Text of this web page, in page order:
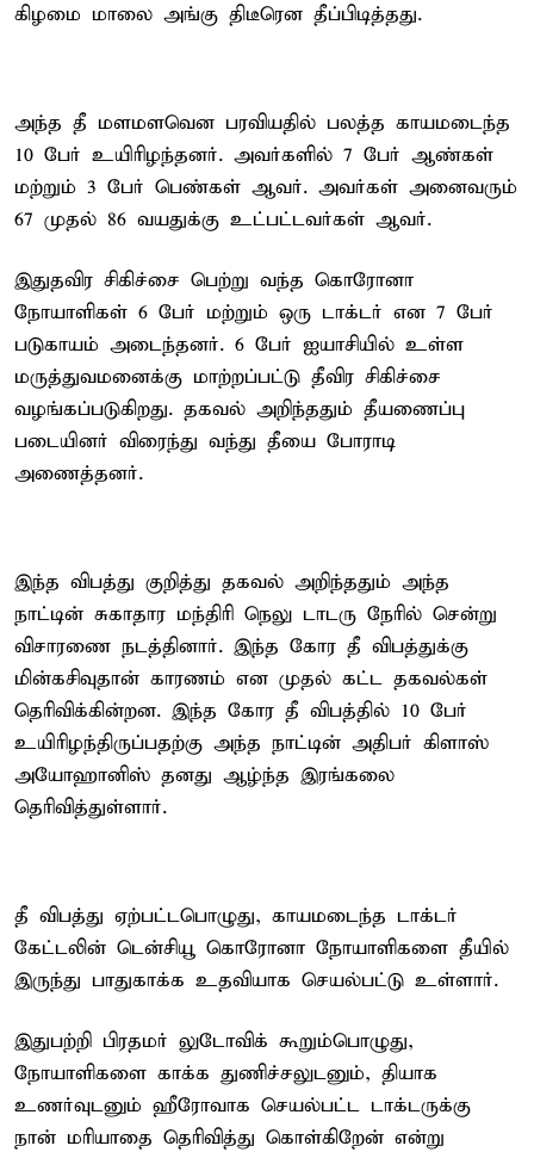
கிழமை மாலை அங்கு திடீரென தீப்பிடித்தது.
அந்த தீ மளமளவென பரவியதில் பலத்த காயமடைந்த
10 பேர் உயிரிழந்தனர். அவர்களில் 7 பேர் ஆண்கள்
மற்றும் 3 பேர் பெண்கள் ஆவர். அவர்கள் அனைவரும்
67 முதல் 86 வயதுக்கு உட்பட்டவர்கள் ஆவர்.
இதுதவிர சிகிச்சை பெற்று வந்த கொரோனா
நோயாளிகள் 6 பேர் மற்றும் ஒரு டாக்டர் என 7 பேர்
படுகாயம் அடைந்தனர். 6 பேர் ஐயாசியில் உள்ள
மருத்துவமனைக்கு மாற்றப்பட்டு தீவிர சிகிச்சை
வழங்கப்படுகிறது. தகவல் அறிந்ததும் தீயணைப்பு
படையினர் விரைந்து வந்து தீயை போராடி
அணைத்தனர்.
இந்த விபத்து குறித்து தகவல் அறிந்ததும் அந்த
நாட்டின் சுகாதார மந்திரி நெலு டாடரு நேரில் சென்று
விசாரணை நடத்தினார். இந்த கோர தீ விபத்துக்கு
மின்கசிவுதான் காரணம் என முதல் கட்ட தகவல்கள்
தெரிவிக்கின்றன. இந்த கோர தீ விபத்தில் 10 பேர்
உயிரிழந்திருப்பதற்கு அந்த நாட்டின் அதிபர் கிளாஸ்
அயோஹானிஸ் தனது ஆழ்ந்த இரங்கலை
தெரிவித்துள்ளார்.
தீ விபத்து ஏற்பட்டபொழுது, காயமடைந்த டாக்டர்
கேட்டலின் டென்சியூ கொரோனா நோயாளிகளை தீயில்
இருந்து பாதுகாக்க உதவியாக செயல்பட்டு உள்ளார்.
இதுபற்றி பிரதமர் லுடோவிக் கூறும்பொழுது,
நோயாளிகளை காக்க துணிச்சலுடனும், தியாக
உணர்வுடனும் ஹீரோவாக செயல்பட்ட டாக்டருக்கு
நான் மரியாதை தெரிவித்து கொள்கிறேன் என்று